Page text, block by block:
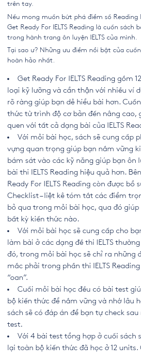
trên tay.
Nếu mong muốn bứt phá điểm số Reading
Get Ready For IELTS Reading là cuốn sách
trong hành trang ôn luyện IELTS của mình.
Tại sao ư? Những ưu điểm nổi bật của
hoàn hảo nhất.
Get Ready For IELTS Reading gồm
loại kỹ lưỡng và cẩn thận với nhiều ví
rõ ràng giúp bạn dễ hiểu bài hơn.
thức từ trình độ cơ bản đến nâng cao,
quen với tất cả dạng bài của IELTS
Với mỗi bài học, sách sẽ cung cấp
vựng quan trọng giúp bạn nắm vững
bám sát vào các kỹ năng giúp bạn ôn
bài thi IELTS Reading hiệu quả hơn.
Ready For IELTS Reading còn được bổ
Checklist – liệt kê tóm tắt các điểm
bỏ qua trong mỗi bài học, qua đó giúp
bất kỳ kiến thức nào.
Với mỗi bài học sẽ cung cấp cho
làm bài ở các dạng đề thi IELTS
đó, trong mỗi bài học sẽ chỉ ra những
mắc phải trong phần thi IELTS
“oan”.
Cuối mỗi bài học đều có bài test
bộ kiến thức để nắm vững và nhớ lâu
sách sẽ có đáp án để bạn tự check
test.
Với 4 bài test tổng hợp ở cuối sách
lại toàn bộ kiến thức đã học ở 12 units.